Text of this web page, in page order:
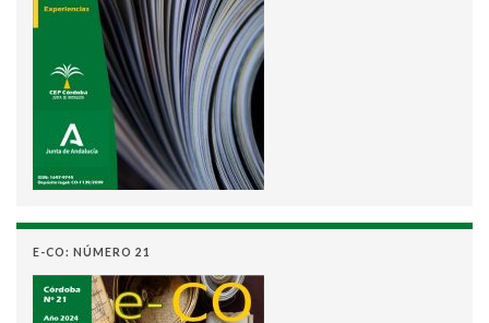
E-CO: NÚMERO 21